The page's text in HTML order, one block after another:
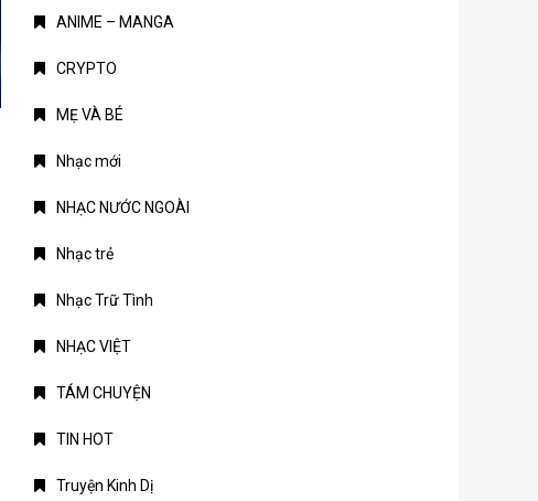
ANIME – MANGA
CRYPTO
MẸ VÀ BÉ
Nhạc mới
NHẠC NƯỚC NGOÀI
Nhạc trẻ
Nhạc Trữ Tình
NHẠC VIỆT
TÁM CHUYỆN
TIN HOT
Truyện Kinh Dị